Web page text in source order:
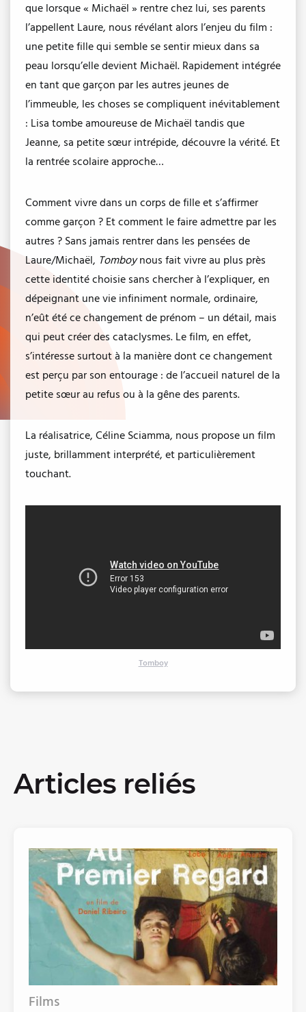
que lorsque « Michaël » rentre chez lui, ses parents
l’appellent Laure, nous révélant alors l’enjeu du film :
une petite fille qui semble se sentir mieux dans sa
peau lorsqu’elle devient Michaël. Rapidement intégrée
en tant que garçon par les autres jeunes de
l’immeuble, les choses se compliquent inévitablement
: Lisa tombe amoureuse de Michaël tandis que
Jeanne, sa petite sœur intrépide, découvre la vérité. Et
la rentrée scolaire approche…
Comment vivre dans un corps de fille et s’affirmer
comme garçon ? Et comment le faire admettre par les
autres ? Sans jamais rentrer dans les pensées de
Laure/Michaël, Tomboynous fait vivre au plus près
cette identité choisie sans chercher à l’expliquer, en
dépeignant une vie infiniment normale, ordinaire,
n’eût été ce changement de prénom – un détail, mais
qui peut créer des cataclysmes. Le film, en effet,
s’intéresse surtout à la manière dont ce changement
est perçu par son entourage : de l’accueil naturel de la
petite sœur au refus ou à la gêne des parents.
La réalisatrice, Céline Sciamma, nous propose un film
juste, brillamment interprété, et particulièrement
touchant.
Tomboy
Articles reliés
Films